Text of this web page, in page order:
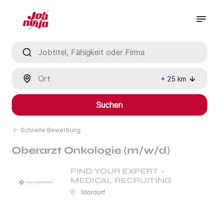
+ 25 km
Suchen
Schnelle Bewerbung
Oberarzt Onkologie (m/w/d)
FIND YOUR EXPERT –
MEDICAL RECRUITING
Stördorf